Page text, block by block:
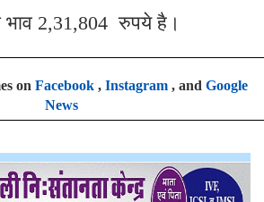
भाव 2,31,804 रुपये है।
on Facebook, Instagram, and Google
News